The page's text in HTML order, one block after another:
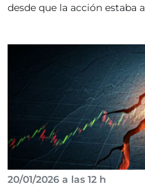
desde que la acción estaba
20/01/2026 a las 12 h